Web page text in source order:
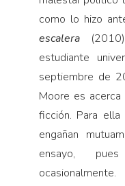
como lo hizo
escalera
estudiante
septiembre de
Moore es
ficción. Para ella
engañan
ensayo,
ocasionalmente.